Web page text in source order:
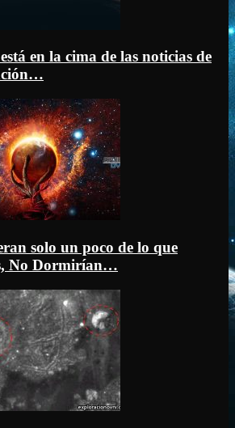
en la cima de las noticias de
solo un poco de lo que
No Dormirían…